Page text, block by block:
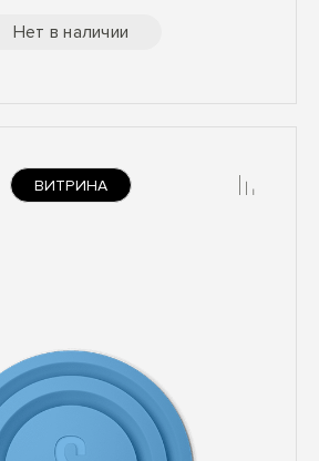
Нет в наличии
ВИТРИНА